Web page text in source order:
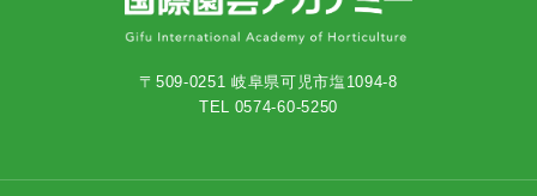
〒509-0251 岐阜県可児市塩1094-8
TEL 0574-60-5250